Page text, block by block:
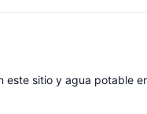
este sitio y agua potable